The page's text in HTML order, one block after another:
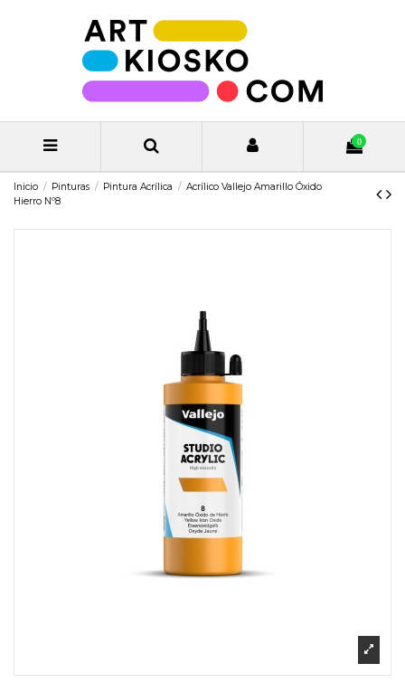
0
Inicio Pinturas Pintura Acrílica
Acrílico Vallejo Amarillo Óxido
Hierro Nº8